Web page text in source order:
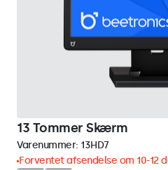
13 Tommer Skærm
Varenummer: 13HD7
Forventet afsendelse om 10-12